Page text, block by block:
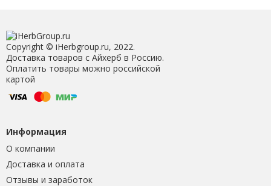
Copyright © iHerbgroup.ru, 2022.
Доставка товаров с Айхерб в Россию.
Оплатить товары можно российской
картой
Информация
О компании
Доставка и оплата
Отзывы и заработок